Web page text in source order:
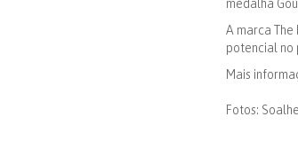
medalha
A marca
potencial no
Mais
Fotos: